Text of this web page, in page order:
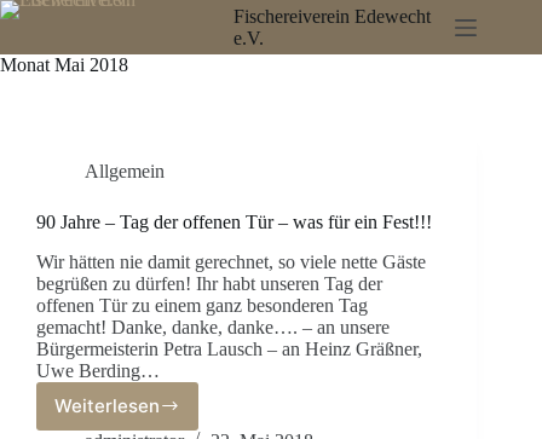
Zum
springen
Fischereiverein Edewecht
e.V.
Monat Mai 2018
Allgemein
90 Jahre – Tag der offenen Tür – was für ein Fest!!!
Wir hätten nie damit gerechnet, so viele nette Gäste
begrüßen zu dürfen! Ihr habt unseren Tag der
offenen Tür zu einem ganz besonderen Tag
gemacht! Danke, danke, danke…. – an unsere
Bürgermeisterin Petra Lausch – an Heinz Gräßner,
Uwe Berding…
Weiterlesen
90